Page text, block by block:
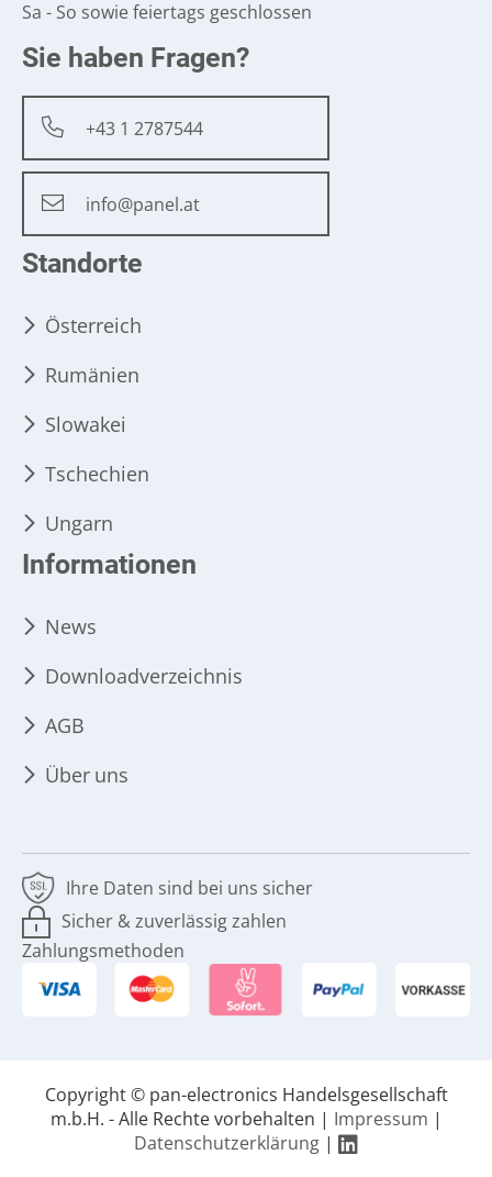
Sa - So sowie feiertags geschlossen
Sie haben Fragen?
+43 1 2787544
info@panel.at
Standorte
Österreich
Rumänien
Slowakei
Tschechien
Ungarn
Informationen
News
Downloadverzeichnis
AGB
Über uns
Ihre Daten sind bei uns sicher
Sicher & zuverlässig zahlen
Zahlungsmethoden
Copyright © pan-electronics Handelsgesellschaft
m.b.H. - Alle Rechte vorbehalten |
Impressum
Datenschutzerklärung